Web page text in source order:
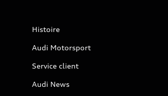
Histoire
Audi Motorsport
Service client
Audi News